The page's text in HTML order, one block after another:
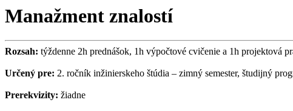
Manažment znalostí
Rozsah: týždenne 2h prednášok, 1h výpočtové cvičenie a 1h projektová
Určený pre: 2. ročník inžinierskeho štúdia – zimný semester, študijný
Prerekvizity: žiadne